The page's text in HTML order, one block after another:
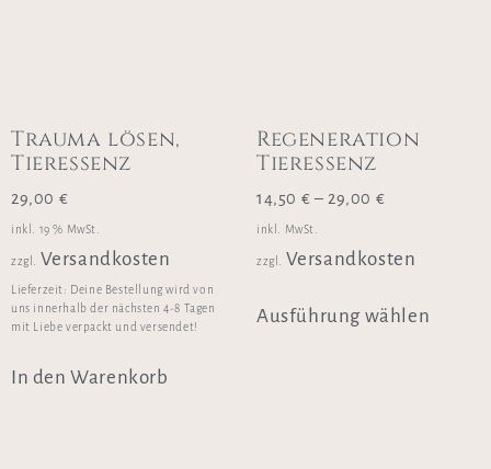
Trauma lösen,
Tieressenz
29,00 €
inkl. 19 % MwSt.
zzgl. Versandkosten
Lieferzeit: Deine Bestellung wird von
uns innerhalb der nächsten 4-8 Tagen
mit Liebe verpackt und versendet!
In den Warenkorb
Regeneration
Tieressenz
14,50 €–29,00 €
inkl. MwSt.
zzgl. Versandkosten
Ausführung wählen